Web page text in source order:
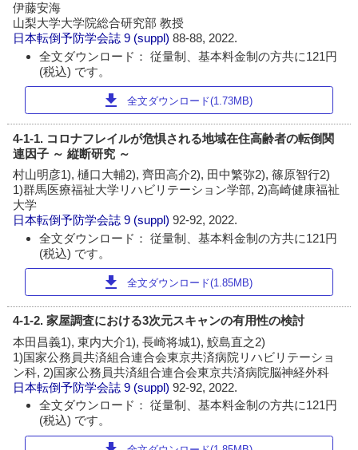
伊藤安海
山梨大学大学院総合研究部 教授
日本転倒予防学会誌 9 (suppl)88-88, 2022.
全文ダウンロード： 従量制、基本料金制の方共に121円
(税込) です。
download 全文ダウンロード(1.73MB)
4-1-1. コロナフレイルが危惧される地域在住高齢者の転倒関
連因子 ～ 縦断研究 ～
村山明彦1), 樋口大輔2), 齊田高介2), 田中繁弥2), 篠原智行2)
1)群馬医療福祉大学リハビリテーション学部, 2)高崎健康福祉
大学
日本転倒予防学会誌 9 (suppl)92-92, 2022.
全文ダウンロード： 従量制、基本料金制の方共に121円
(税込) です。
download 全文ダウンロード(1.85MB)
4-1-2. 家屋調査における3次元スキャンの有用性の検討
本田昌義1), 東内大介1), 長崎将城1), 鮫島直之2)
1)国家公務員共済組合連合会東京共済病院リハビリテーショ
ン科, 2)国家公務員共済組合連合会東京共済病院脳神経外科
日本転倒予防学会誌 9 (suppl)92-92, 2022.
全文ダウンロード： 従量制、基本料金制の方共に121円
(税込) です。